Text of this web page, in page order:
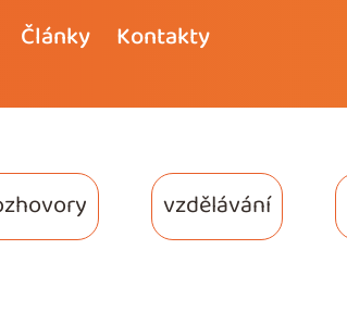
Články Kontakty
vzdělávání